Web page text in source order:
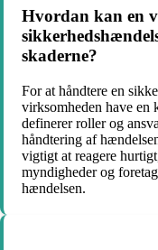
Hvordan kan en
skaderne?
For at håndtere en
virksomheden have en
definerer roller og
håndtering af
vigtigt at reagere
myndigheder og
hændelsen.